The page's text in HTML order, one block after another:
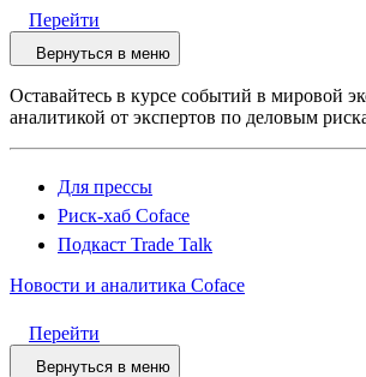
Перейти
Вернуться в меню
Оставайтесь в курсе событий в мировой
аналитикой от экспертов по деловым
Для прессы
Риск-хаб Coface
Подкаст Trade Talk
Новости и аналитика Coface
Перейти
Вернуться в меню